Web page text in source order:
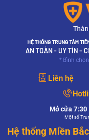
HỆ THỐNG TRUNG TÂM
AN TOÀN - UY TÍN -
* Bình
Liên hệ
Mở cửa
Một số
Hệ thống Miền Bắc